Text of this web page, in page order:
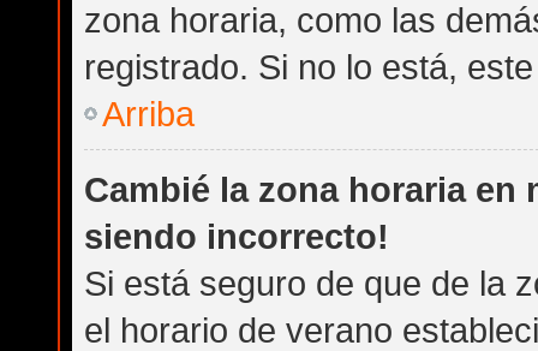
zona horaria, como las
registrado. Si no lo está,
Arriba
Cambié la zona horaria en
siendo incorrecto!
Si está seguro de que de la
el horario de verano